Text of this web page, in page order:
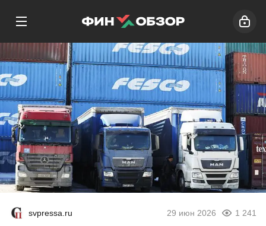
svpressa.ru 29 июн 2026 1 241